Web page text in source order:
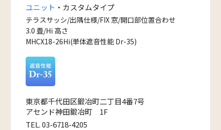
ユニット ・カスタムタイプ
テラスサッシ/出隅仕様/FIX 窓/開口部位置合わせ
3.0 畳/Hi 高さ
MHCX18-26Hi(単体遮音性能 Dr-35)
東京都千代田区鍛冶町二丁目4番7号
アセンド神田鍛冶町 1F
TEL. 03-6718-4205